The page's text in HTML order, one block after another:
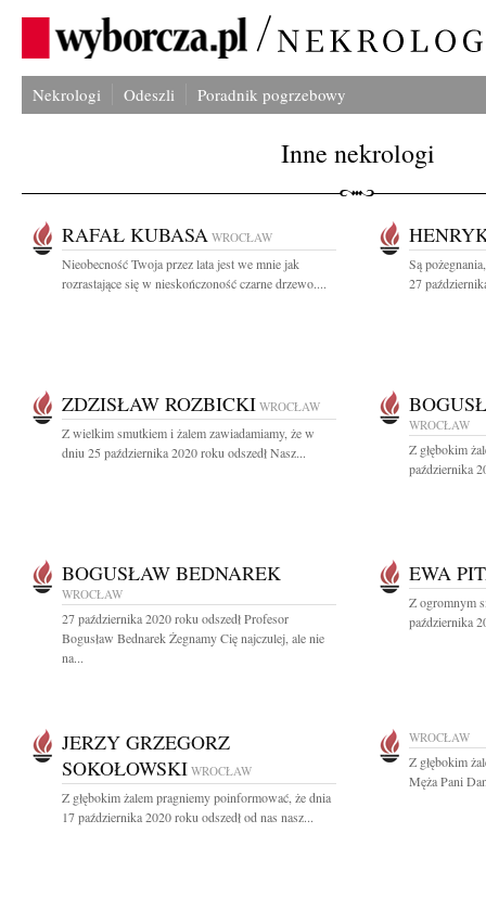
Nekrologi Odeszli Poradnik pogrzebowy
Inne nekrologi
RAFAŁ KUBASA WROCŁAW
Nieobecność Twoja przez lata jest we mnie jak
rozrastające się w nieskończoność czarne drzewo....
Są
27
ZDZISŁAW ROZBICKI WROCŁAW
Z wielkim smutkiem i żalem zawiadamiamy, że w
dniu 25 października 2020 roku odszedł Nasz...
WROCŁAW
Z głębokim
października
BOGUSŁAW BEDNAREK
WROCŁAW
27 października 2020 roku odszedł Profesor
Bogusław Bednarek Żegnamy Cię najczulej, ale nie
na...
EWA
Z ogromnym
października
JERZY GRZEGORZ
SOKOŁOWSKI WROCŁAW
Z głębokim żalem pragniemy poinformować, że dnia
17 października 2020 roku odszedł od nas nasz...
WROCŁAW
Z głębokim
Męża Pani